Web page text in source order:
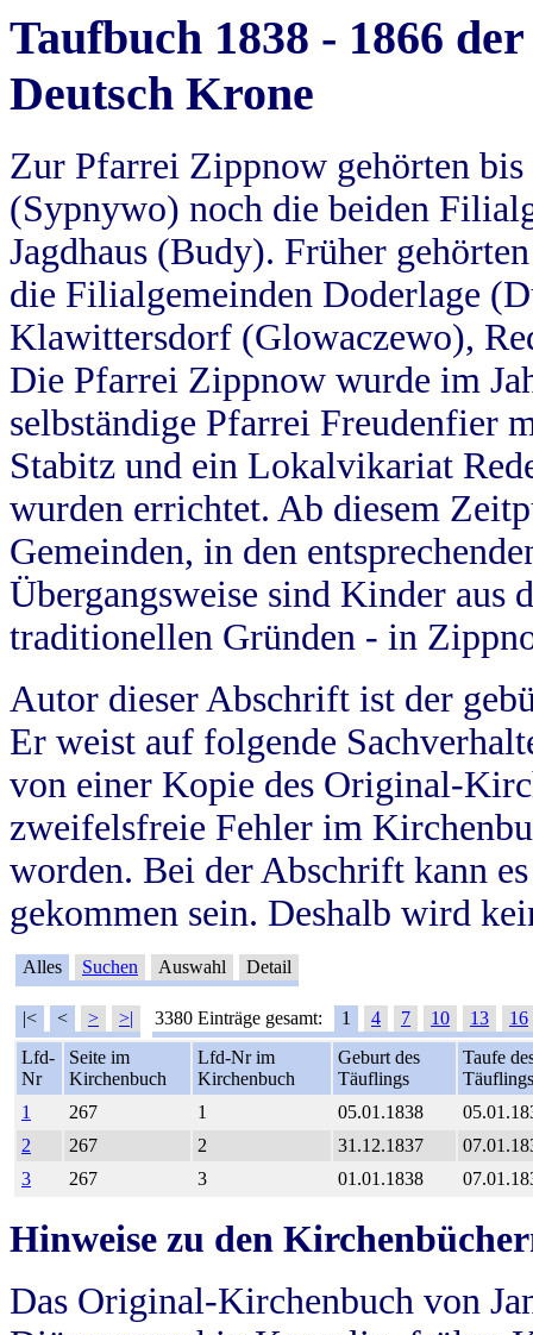
Taufbuch 1838 - 1866
Deutsch Krone
Zur Pfarrei Zippnow gehörten
(Sypnywo) noch die beiden
Jagdhaus (Budy). Früher
die Filialgemeinden Doderlage
Klawittersdorf (Glowaczewo),
Die Pfarrei Zippnow wurde im
selbständige Pfarrei Freudenfier
Stabitz und ein Lokalvikariat
wurden errichtet. Ab diesem
Gemeinden, in den
Übergangsweise sind Kinder aus
traditionellen Gründen - in
Autor dieser Abschrift ist der
Er weist auf folgende
von einer Kopie des Original-
zweifelsfreie Fehler im
worden. Bei der Abschrift kann
gekommen sein. Deshalb wird
Alles Suchen Auswahl Detail
|< < > >| 3380 Einträge gesamt: 1 4 7 10 13
16
Lfd-
Nr
Seite im
Kirchenbuch
Lfd-Nr im
Kirchenbuch
Geburt des
Täuflings
Taufe
Täuflings
1
267 1 05.01.1838
2
267 2 31.12.1837
3
267 3 01.01.1838
Hinweise zu den
Das Original-Kirchenbuch von